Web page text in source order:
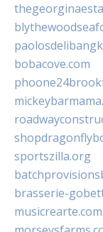
bobacove.com
sportszilla.org
brasserie-
musicrearte.com